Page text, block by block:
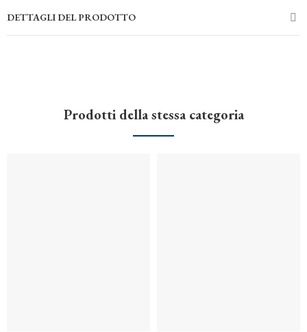
DETTAGLI DEL PRODOTTO
Prodotti della stessa categoria